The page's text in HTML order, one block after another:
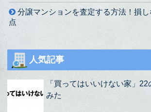
分譲マンションを査定する方法！損
点
人気記事
「買ってはいいけない家」
みた